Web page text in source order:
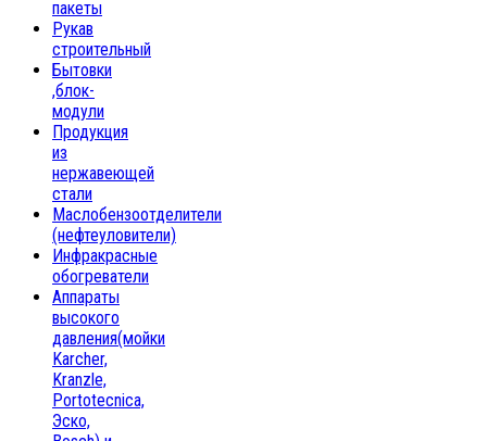
пакеты
Рукав
строительный
Бытовки
,блок-
модули
Продукция
из
нержавеющей
стали
Маслобензоотделители
(нефтеуловители)
Инфракрасные
обогреватели
Аппараты
высокого
давления(мойки
Karcher,
Kranzle,
Portotecnica,
Эско,